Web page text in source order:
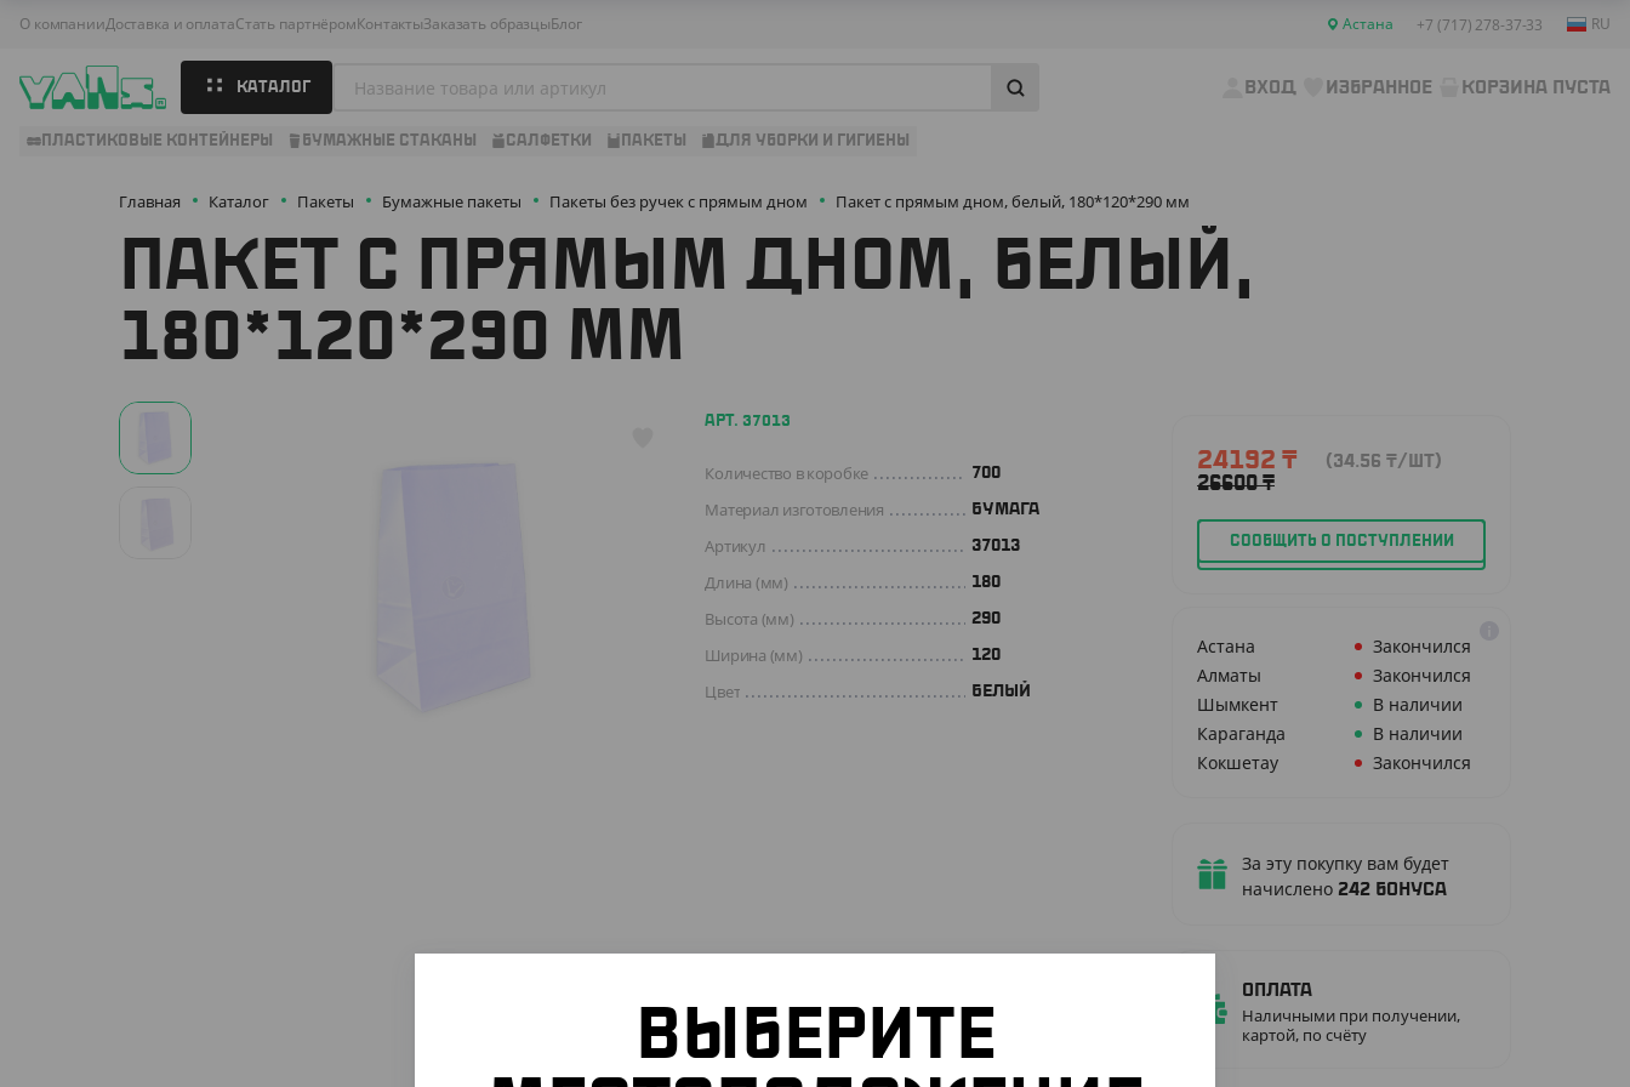
О компанииДоставка и оплатаСтать партнёромКонтактыЗаказать образцыБлог Астана +7 (717) 278-37-33 RU
КАТАЛОГ ВХОД ИЗБРАННОЕ КОРЗИНА ПУСТА
ПЛАСТИКОВЫЕ КОНТЕЙНЕРЫ БУМАЖНЫЕ СТАКАНЫ САЛФЕТКИ ПАКЕТЫ ДЛЯ УБОРКИ И ГИГИЕНЫ
Главная Каталог Пакеты Бумажные пакеты Пакеты без ручек с прямым дном Пакет с прямым дном, белый, 180*120*290 мм
ПАКЕТ С ПРЯМЫМ ДНОМ, БЕЛЫЙ,
180*120*290 ММ
24192 ₸
26600₸
(34.56 ₸/ШТ)
СООБЩИТЬ О ПОСТУПЛЕНИИ
Астана
Закончился
Алматы
Закончился
Шымкент
В наличии
Караганда
В наличии
Кокшетау
Закончился
За эту покупку вам будет
начислено 242 бонуса
Оплата
Наличными при получении,
картой, по счёту
АРТ. 37013
Количество в коробке 700
Материал изготовления БУМАГА
Артикул 37013
Длина (мм) 180
Высота (мм) 290
Ширина (мм) 120
Цвет БЕЛЫЙ
ВЫБЕРИТЕ